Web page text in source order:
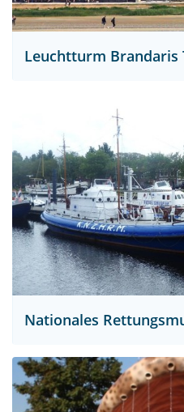
Leuchtturm Brandaris
Nationales